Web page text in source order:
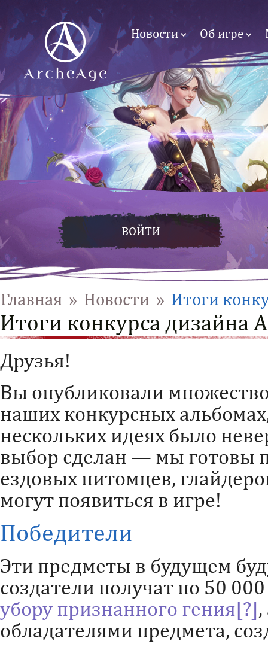
Новости Об игре
ВОЙТИ
Главная » Новости » Итоги
Итоги конкурса дизайна
Друзья!
Вы опубликовали
наших конкурсных
нескольких идеях было
выбор сделан — мы готовы
ездовых питомцев,
могут появиться в игре!
Победители
Эти предметы в будущем
создатели получат по 50
убору признанного гения
обладателями предмета,